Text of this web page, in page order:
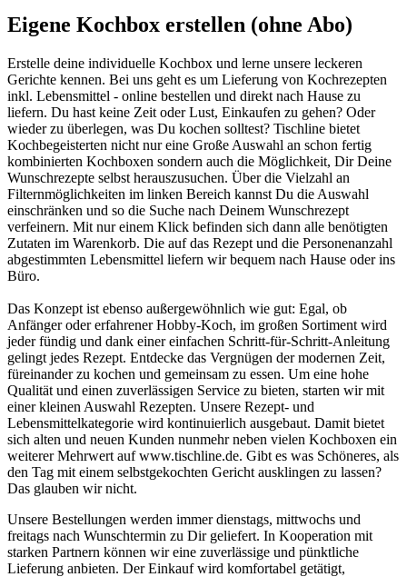
Eigene Kochbox erstellen (ohne Abo)
Erstelle deine individuelle Kochbox und lerne unsere leckeren
Gerichte kennen. Bei uns geht es um Lieferung von Kochrezepten
inkl. Lebensmittel - online bestellen und direkt nach Hause zu
liefern. Du hast keine Zeit oder Lust, Einkaufen zu gehen? Oder
wieder zu überlegen, was Du kochen solltest? Tischline bietet
Kochbegeisterten nicht nur eine Große Auswahl an schon fertig
kombinierten Kochboxen sondern auch die Möglichkeit, Dir Deine
Wunschrezepte selbst herauszusuchen. Über die Vielzahl an
Filternmöglichkeiten im linken Bereich kannst Du die Auswahl
einschränken und so die Suche nach Deinem Wunschrezept
verfeinern. Mit nur einem Klick befinden sich dann alle benötigten
Zutaten im Warenkorb. Die auf das Rezept und die Personenanzahl
abgestimmten Lebensmittel liefern wir bequem nach Hause oder ins
Büro.
Das Konzept ist ebenso außergewöhnlich wie gut: Egal, ob
Anfänger oder erfahrener Hobby-Koch, im großen Sortiment wird
jeder fündig und dank einer einfachen Schritt-für-Schritt-Anleitung
gelingt jedes Rezept. Entdecke das Vergnügen der modernen Zeit,
füreinander zu kochen und gemeinsam zu essen. Um eine hohe
Qualität und einen zuverlässigen Service zu bieten, starten wir mit
einer kleinen Auswahl Rezepten. Unsere Rezept- und
Lebensmittelkategorie wird kontinuierlich ausgebaut. Damit bietet
sich alten und neuen Kunden nunmehr neben vielen Kochboxen ein
weiterer Mehrwert auf www.tischline.de. Gibt es was Schöneres, als
den Tag mit einem selbstgekochten Gericht ausklingen zu lassen?
Das glauben wir nicht.
Unsere Bestellungen werden immer dienstags, mittwochs und
freitags nach Wunschtermin zu Dir geliefert. In Kooperation mit
starken Partnern können wir eine zuverlässige und pünktliche
Lieferung anbieten. Der Einkauf wird komfortabel getätigt,